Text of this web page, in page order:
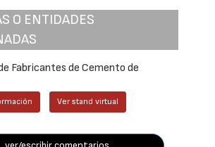
O ENTIDADES
Fabricantes de Cemento de
Ver stand virtual